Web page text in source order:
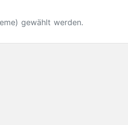
gewählt werden.